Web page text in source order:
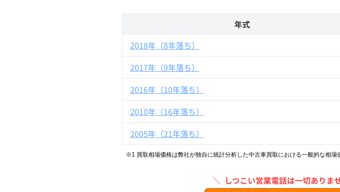
年式
2018年（8年落ち）
2017年（9年落ち）
2016年（10年落ち）
2010年（16年落ち）
2005年（21年落ち）
※1 買取相場価格は弊社が独自に統計分析した中古車買取における一般的な相場
＼ しつこい営業電話は一切ありま